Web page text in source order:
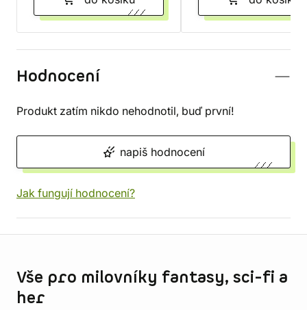
Hodnocení
Produkt zatím nikdo nehodnotil, buď první!
napiš hodnocení
Jak fungují hodnocení?
Vše pro milovníky fantasy, sci-fi a
her